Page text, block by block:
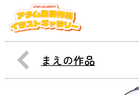
まえの作品